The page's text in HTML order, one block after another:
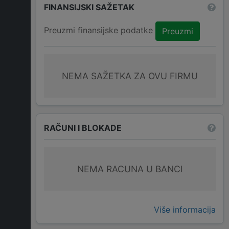
FINANSIJSKI SAŽETAK
Preuzmi finansijske podatke Preuzmi
NEMA SAŽETKA ZA OVU FIRMU
RAČUNI I BLOKADE
NEMA RACUNA U BANCI
Više informacija